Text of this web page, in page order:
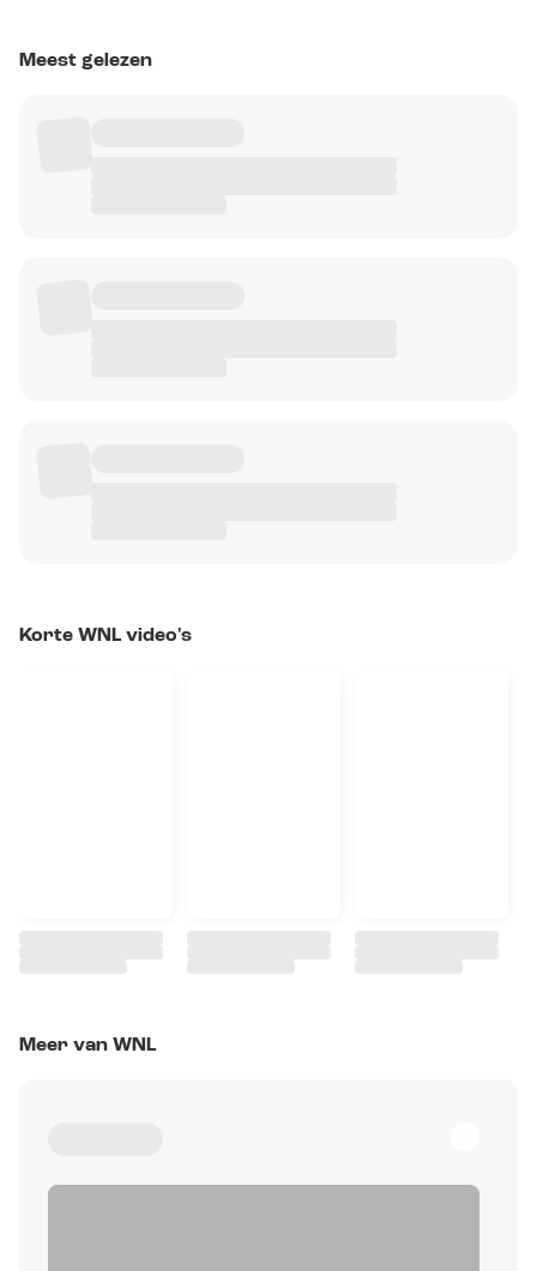
Meest gelezen
Korte WNL video's
Meer van WNL